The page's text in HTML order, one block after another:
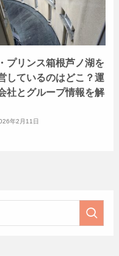
プリンス箱根芦ノ湖を
しているのはどこ？運
社とグループ情報を解
年2月11日